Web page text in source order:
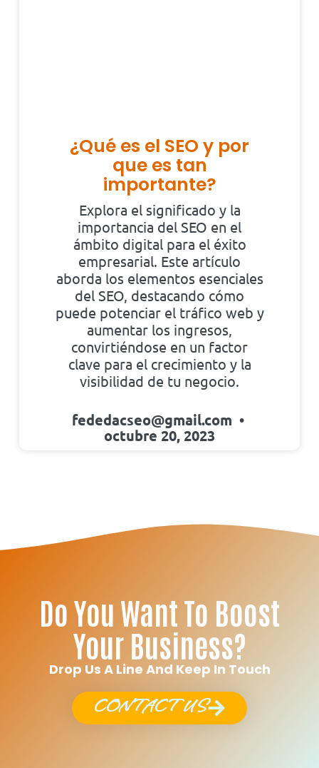
¿Qué es el SEO y por
que es tan
importante?
Explora el significado y la
importancia del SEO en el
ámbito digital para el éxito
empresarial. Este artículo
aborda los elementos esenciales
del SEO, destacando cómo
puede potenciar el tráfico web y
aumentar los ingresos,
convirtiéndose en un factor
clave para el crecimiento y la
visibilidad de tu negocio.
fededacseo@gmail.com
octubre 20, 2023
Do You Want To Boost
Your Business?
Drop Us A Line And Keep In Touch
CONTACT US